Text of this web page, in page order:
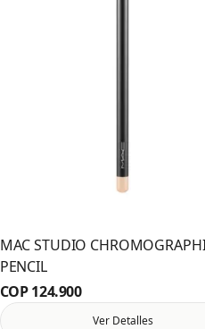
MAC STUDIO
PENCIL
COP 124.900
Ver Detalles